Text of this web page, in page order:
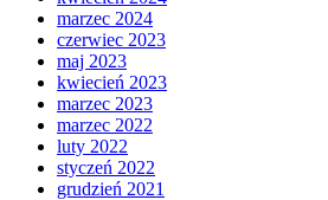
marzec 2024
czerwiec 2023
maj 2023
kwiecień 2023
marzec 2023
marzec 2022
luty 2022
styczeń 2022
grudzień 2021